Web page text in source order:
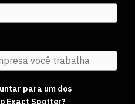
para um dos
Exact Spotter?